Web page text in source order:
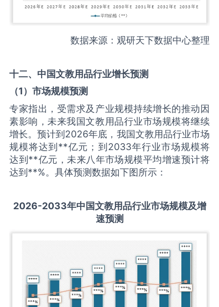
数据来源：观研天下数据中心整理
十二、中国文教用品行业增长预测
（1）市场规模预测
专家指出，受需求及产业规模持续增长的推动因
素影响，未来我国文教用品行业市场规模将继续
增长。预计到2026年底，我国文教用品行业市场
规模将达到**亿元；到2033年行业市场规模将
达到**亿元，未来八年市场规模平均增速预计将
达到**%。具体预测数据如下图所示：
2026-2033年中国文教用品行业市场规模及增
速预测